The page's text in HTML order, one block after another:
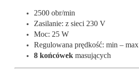
2500 obr/min
Zasilanie: z sieci 230 V
Moc: 25 W
Regulowana prędkość: min – max
8 końcówek masujących